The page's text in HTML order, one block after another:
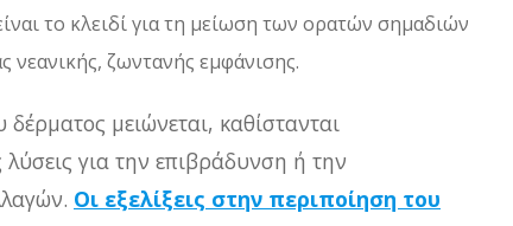
το κλειδί για τη μείωση των ορατών σημαδιών
νεανικής, ζωντανής εμφάνισης.
μειώνεται, καθίστανται
για την επιβράδυνση ή την
Οι εξελίξεις στην περιποίηση του